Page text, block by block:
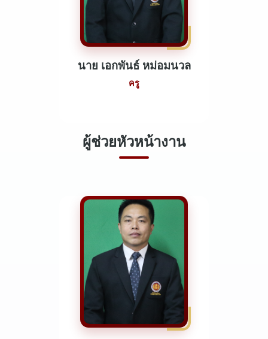
นาย เอกพันธ์ หม่อมนวล
ครู
ผู้ช่วยหัวหน้างาน